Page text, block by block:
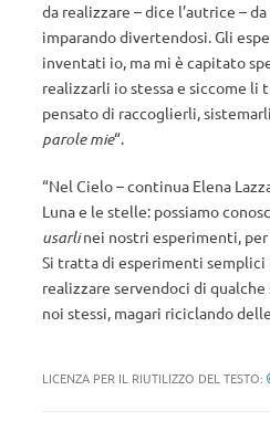
da realizzare – dice l’autrice –
imparando divertendosi. Gli
inventati io, ma mi è capitato
realizzarli io stessa e siccome
pensato di raccoglierli,
parole mie“.
“Nel Cielo – continua Elena
Luna e le stelle: possiamo
usarlinei nostri esperimenti, per
Si tratta di esperimenti semplici
realizzare servendoci di
noi stessi, magari riciclando
LICENZA PER IL RIUTILIZZO DEL TESTO: